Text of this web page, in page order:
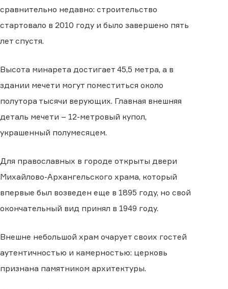
сравнительно недавно: строительство
стартовало в 2010 году и было завершено пять
лет спустя.
Высота минарета достигает 45,5 метра, а в
здании мечети могут поместиться около
полутора тысячи верующих. Главная внешняя
деталь мечети – 12-метровый купол,
украшенный полумесяцем.
Для православных в городе открыты двери
Михайлово-Архангельского храма, который
впервые был возведен еще в 1895 году, но свой
окончательный вид принял в 1949 году.
Внешне небольшой храм очарует своих гостей
аутентичностью и камерностью: церковь
признана памятником архитектуры.